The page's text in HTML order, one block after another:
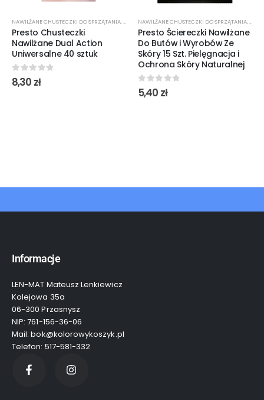
NAWILŻANE CHUSTECZKI DO SPRZĄTANIA,ŚRODKI CZYSTOŚCI
Presto Chusteczki
Nawilżane Dual Action
Uniwersalne 40 sztuk
0out of 5
8,30 zł
NAWILŻANE CHUSTECZKI DO SPRZĄTANIA,
Presto Ściereczki Nawilżane
Do Butów i Wyrobów Ze
Skóry 15 Szt. Pielęgnacja i
Ochrona Skóry Naturalnej
0out of 5
5,40 zł
Informacje
LEN-MAT Mateusz Lenkiewicz
Kolejowa 35a
06-300 Przasnysz
NIP: 761-156-36-06
Mail: bok@kolorowykoszyk.pl
Telefon: 517-581-332